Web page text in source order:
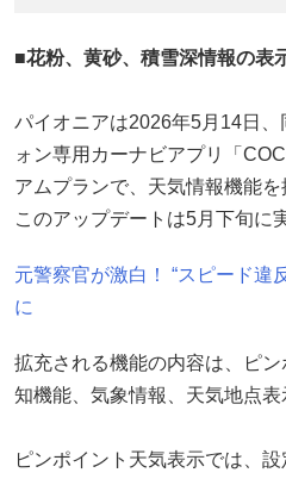
■花粉、黄砂、積雪深情報の表
パイオニアは2026年5月14日
ォン専用カーナビアプリ「
アムプランで、天気情報機能を
このアップデートは5月下旬に
元警察官が激白！ “スピード違
に
拡充される機能の内容は、ピ
知機能、気象情報、天気地点表
ピンポイント天気表示では、